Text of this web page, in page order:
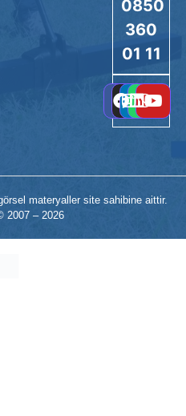
0850
360
01 11
materyaller site sahibine aittir.
2007 – 2026